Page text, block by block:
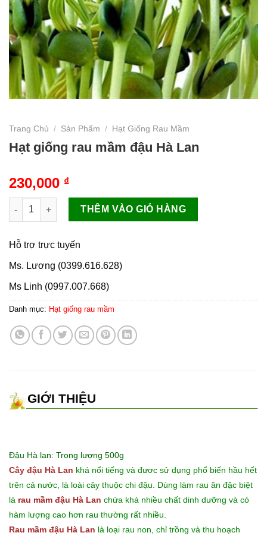
Trang Chủ / Sản Phẩm / Hạt Giống Rau Mầm
Hạt giống rau mầm đậu Hà Lan
230,000 ₫
Hạt giống rau mầm đậu Hà Lan số lượng
THÊM VÀO GIỎ HÀNG
Hỗ trợ trực tuyến
Ms. Lương (0399.616.628)
Ms Linh (0997.007.668)
Danh mục: Hạt giống rau mầm
GIỚI THIỆU
Đậu Hà lan: Trọng lượng 500g
Cây đậu Hà Lan khá nổi tiếng và đươc sử dụng phổ biến hầu hết
trên cả nước, là loài cây thuộc chi đậu. Dùng làm rau ăn đặc biệt
là rau mầm đậu Hà Lan chứa khá nhiều chất dinh dưỡng và có
hàm lượng cao hơn rau thường rất nhiều.
Rau mầm đậu Hà Lan là loại rau non, chỉ trồng và thu hoạch